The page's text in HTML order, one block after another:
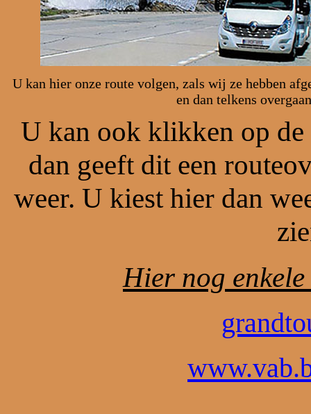
U kan hier onze route volgen, zals wij ze hebben
en dan telkens
U kan ook klikken op
dan geeft dit een
weer. U kiest hier dan
Hier nog